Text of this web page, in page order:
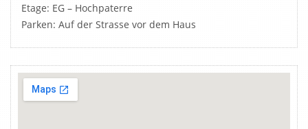
Etage: EG – Hochpaterre
Parken: Auf der Strasse vor dem Haus